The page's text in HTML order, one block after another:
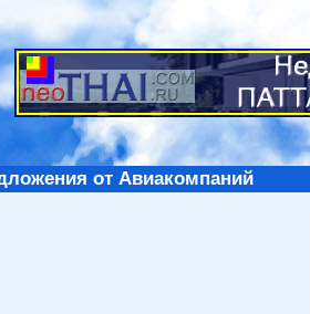
от Авиакомпаний